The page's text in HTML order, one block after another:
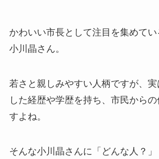
かわいい市長として注目を集めて
小川晶さん。
若さと親しみやすい人柄ですが、実
した経歴や学歴を持ち、市民から
すよね。
そんな小川晶さんに「どんな人？